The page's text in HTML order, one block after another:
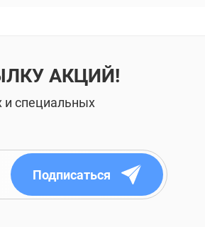
АКЦИЙ!
и специальных
Подписаться